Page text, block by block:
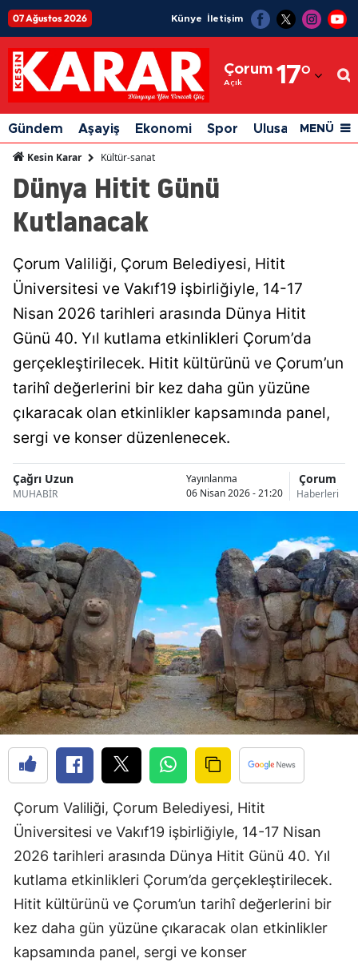
07 Ağustos 2026 Künye İletişim
Çorum
Açık 17°
Adıyaman
Afyonkarahisar
Ağrı
Artvin
Aydın
Balıkesir
Bingöl
Burdur
Çanakkale
Çankırı
Çorum
Denizli
Diyarbakır
Edirne
Elazığ
Erzincan
Erzurum
Gaziantep
Giresun
Gündem Aşayiş Ekonomi Spor Ulusal Siyaset
MENÜ
Kesin Karar Kültür-sanat
Dünya Hitit Günü
Kutlanacak
Çorum Valiliği, Çorum Belediyesi, Hitit
Üniversitesi ve Vakıf19 işbirliğiyle, 14-17
Nisan 2026 tarihleri arasında Dünya Hitit
Günü 40. Yıl kutlama etkinlikleri Çorum’da
gerçekleştirilecek. Hitit kültürünü ve Çorum’un
tarihî değerlerini bir kez daha gün yüzüne
çıkaracak olan etkinlikler kapsamında panel,
sergi ve konser düzenlenecek.
Çağrı Uzun
MUHABİR
Yayınlanma
06 Nisan 2026 - 21:20
Çorum
Haberleri
Çorum Valiliği, Çorum Belediyesi, Hitit
Üniversitesi ve Vakıf19 işbirliğiyle, 14-17 Nisan
2026 tarihleri arasında Dünya Hitit Günü 40. Yıl
kutlama etkinlikleri Çorum’da gerçekleştirilecek.
Hitit kültürünü ve Çorum’un tarihî değerlerini bir
kez daha gün yüzüne çıkaracak olan etkinlikler
kapsamında panel, sergi ve konser